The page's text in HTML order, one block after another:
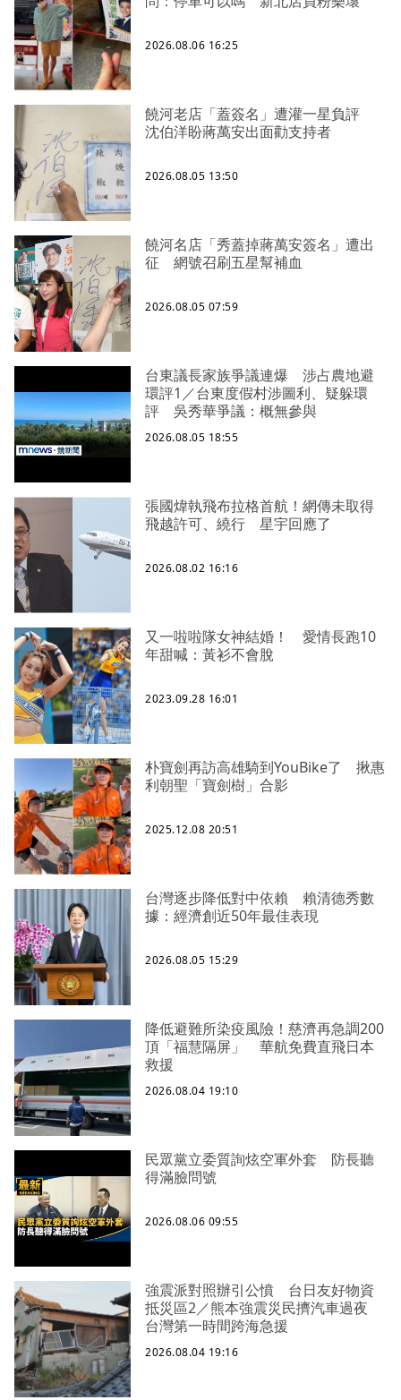
2026.08.06 16:25
饒河老店「蓋簽名」遭灌一星負評
沈伯洋盼蔣萬安出面勸支持者
2026.08.05 13:50
饒河名店「秀蓋掉蔣萬安簽名」遭出
征 網號召刷五星幫補血
2026.08.05 07:59
台東議長家族爭議連爆 涉占農地避
環評1／台東度假村涉圖利、疑躲環
評 吳秀華爭議：概無參與
2026.08.05 18:55
張國煒執飛布拉格首航！網傳未取得
飛越許可、繞行 星宇回應了
2026.08.02 16:16
又一啦啦隊女神結婚！ 愛情長跑10
年甜喊：黃衫不會脫
2023.09.28 16:01
朴寶劍再訪高雄騎到YouBike了 揪惠
利朝聖「寶劍樹」合影
2025.12.08 20:51
台灣逐步降低對中依賴 賴清德秀數
據：經濟創近50年最佳表現
2026.08.05 15:29
降低避難所染疫風險！慈濟再急調200
頂「福慧隔屏」 華航免費直飛日本
救援
2026.08.04 19:10
民眾黨立委質詢炫空軍外套 防長聽
得滿臉問號
2026.08.06 09:55
強震派對照辦引公憤 台日友好物資
抵災區2／熊本強震災民擠汽車過夜
台灣第一時間跨海急援
2026.08.04 19:16